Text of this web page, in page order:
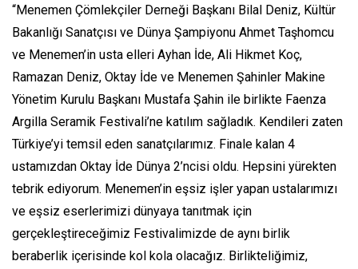
“Menemen Çömlekçiler Derneği Başkanı Bilal Deniz, Kültür
Bakanlığı Sanatçısı ve Dünya Şampiyonu Ahmet Taşhomcu
ve Menemen’in usta elleri Ayhan İde, Ali Hikmet Koç,
Ramazan Deniz, Oktay İde ve Menemen Şahinler Makine
Yönetim Kurulu Başkanı Mustafa Şahin ile birlikte Faenza
Argilla Seramik Festivali’ne katılım sağladık. Kendileri zaten
Türkiye’yi temsil eden sanatçılarımız. Finale kalan 4
ustamızdan Oktay İde Dünya 2’ncisi oldu. Hepsini yürekten
tebrik ediyorum. Menemen’in eşsiz işler yapan ustalarımızı
ve eşsiz eserlerimizi dünyaya tanıtmak için
gerçekleştireceğimiz Festivalimizde de aynı birlik
beraberlik içerisinde kol kola olacağız. Birlikteliğimiz,